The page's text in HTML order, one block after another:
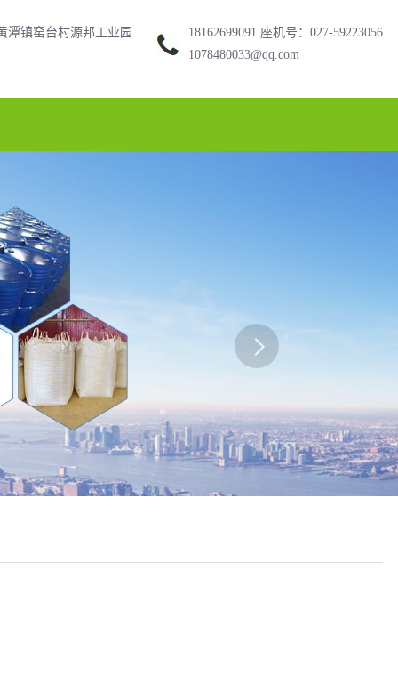
潭镇窑台村源邦工业园
18162699091 座机号：027-59223056
1078480033@qq.com